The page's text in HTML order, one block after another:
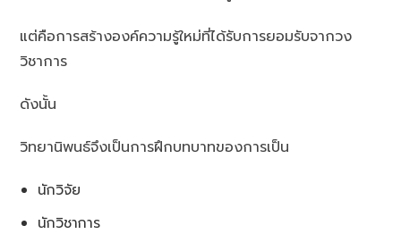
แต่คือการสร้างองค์ความรู้ใหม่ที่ได้รับการยอมรับจากวง
วิชาการ
ดังนั้น
วิทยานิพนธ์จึงเป็นการฝึกบทบาทของการเป็น
นักวิจัย
นักวิชาการ